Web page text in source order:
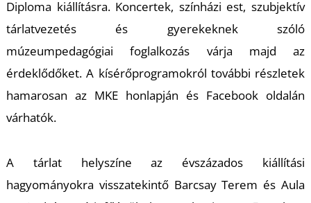
Diploma kiállításra. Koncertek, színházi est, szubjektív
tárlatvezetés és gyerekeknek szóló
múzeumpedagógiai foglalkozás várja majd az
érdeklődőket. A kísérőprogramokról további részletek
hamarosan az MKE honlapján és Facebook oldalán
várhatók.
A tárlat helyszíne az évszázados kiállítási
hagyományokra visszatekintő Barcsay Terem és Aula